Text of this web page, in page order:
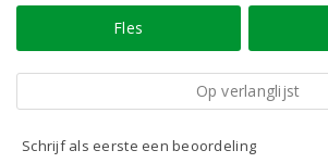
Fles
Op verlanglijst
Schrijf als eerste een beoordeling